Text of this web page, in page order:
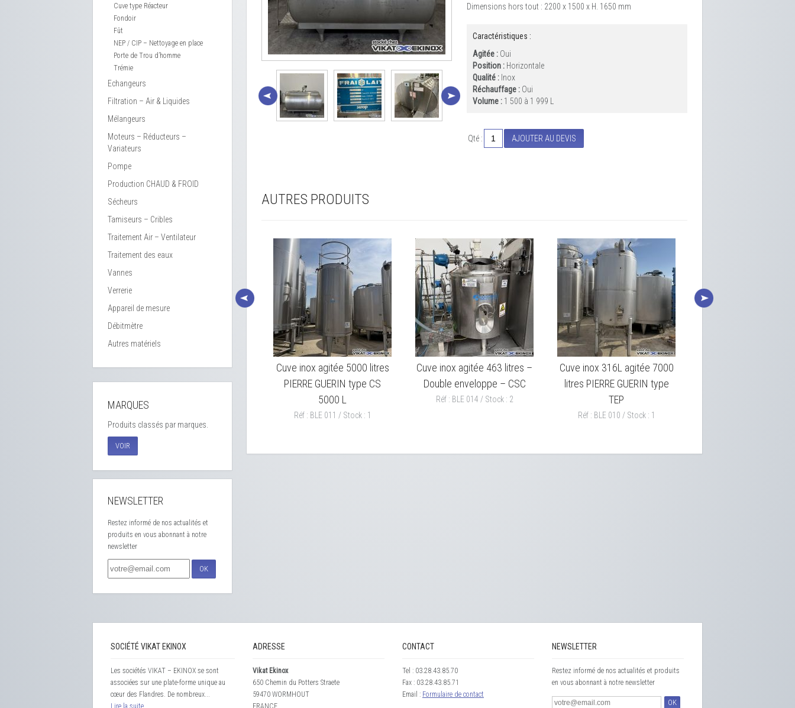
Cuve type Réacteur
Fondoir
Fût
NEP / CIP – Nettoyage en place
Porte de Trou d’homme
Trémie
Echangeurs
Filtration – Air & Liquides
Mélangeurs
Moteurs – Réducteurs –
Variateurs
Pompe
Production CHAUD & FROID
Sécheurs
Tamiseurs – Cribles
Traitement Air – Ventilateur
Traitement des eaux
Vannes
Verrerie
Appareil de mesure
Débitmètre
Autres matériels
MARQUES
Produits classés par marques.
VOIR
NEWSLETTER
Restez informé de nos actualités et
produits en vous abonnant à notre
newsletter
OK
Dimensions hors tout : 2200 x 1500 x H. 1650 mm
Caractéristiques :
Agitée : Oui
Position : Horizontale
Qualité : Inox
Réchauffage : Oui
Volume : 1 500 à 1 999 L
Qté : AJOUTER AU DEVIS
AUTRES PRODUITS
inox agitée 463 litres
– Double enveloppe –
Cuve inox 25426 litres total
– Calorifuge- CSC – Inox
Cuve inox agitée 5000 litres
PIERRE GUERIN type CS
5000 L
Réf : BLE 011 / Stock : 1
Cuve inox agitée 463 litres –
Double enveloppe – CSC
Réf : BLE 014 / Stock : 2
Cuve inox 316L agitée 7000
litres PIERRE GUERIN type
TEP
Réf : BLE 010 / Stock : 1
SOCIÉTÉ VIKAT EKINOX
Les sociétés VIKAT – EKINOX se sont
associées sur une plate-forme unique au
cœur des Flandres. De nombreux...
Lire la suite
ADRESSE
Vikat Ekinox
650 Chemin du Potters Straete
59470 WORMHOUT
FRANCE
CONTACT
Tel : 03.28.43.85.70
Fax : 03.28.43.85.71
Email : Formulaire de contact
NEWSLETTER
Restez informé de nos actualités et produits
en vous abonnant à notre newsletter
OK